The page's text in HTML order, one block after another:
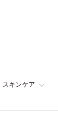
スキンケア